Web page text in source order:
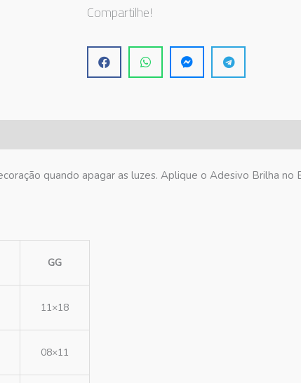
Senhora
Compartilhe!
quando apagar as luzes. Aplique o Adesivo Brilha no
GG
11×18
08×11